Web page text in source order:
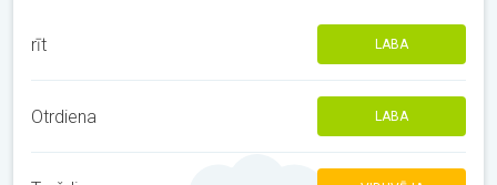
rīt LABA
Otrdiena LABA